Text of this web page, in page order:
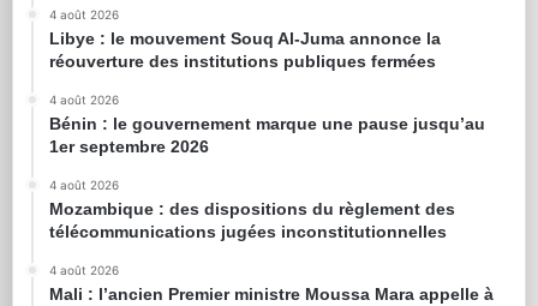
4 août 2026
Libye : le mouvement Souq Al-Juma annonce la
réouverture des institutions publiques fermées
4 août 2026
Bénin : le gouvernement marque une pause jusqu’au
1er septembre 2026
4 août 2026
Mozambique : des dispositions du règlement des
télécommunications jugées inconstitutionnelles
4 août 2026
Mali : l’ancien Premier ministre Moussa Mara appelle à